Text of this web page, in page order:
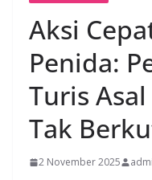
Aksi
Penida:
Turis
Tak
2 November 2025